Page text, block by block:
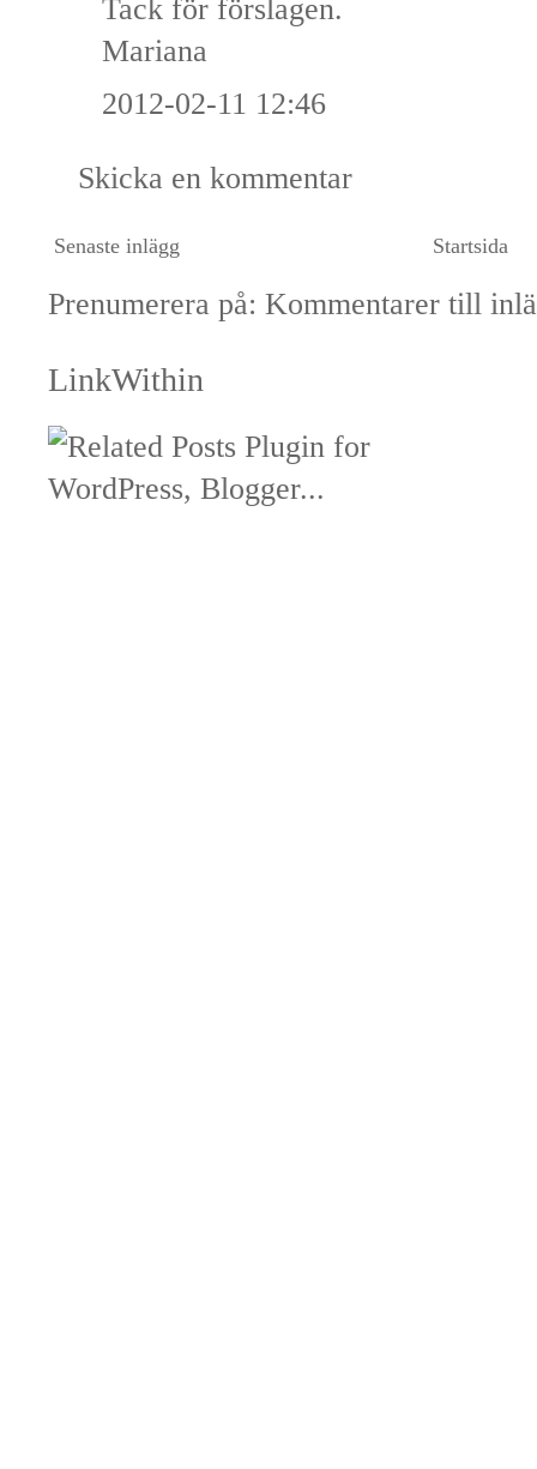
Tack för förslagen.
Mariana
2012-02-11 12:46
Skicka en kommentar
Senaste inlägg Startsida
Prenumerera på: Kommentarer till
LinkWithin